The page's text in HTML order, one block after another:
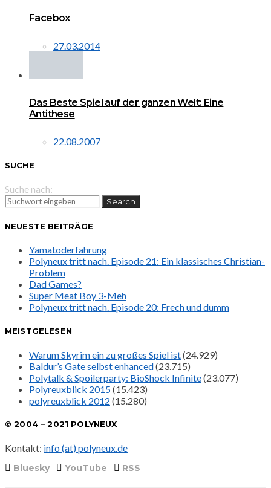
Facebox
27.03.2014
Das Beste Spiel auf der ganzen Welt: Eine
Antithese
22.08.2007
SUCHE
Suche nach:
Search
NEUESTE BEITRÄGE
Yamatoderfahrung
Polyneux tritt nach. Episode 21: Ein klassisches Christian-
Problem
Dad Games?
Super Meat Boy 3-Meh
Polyneux tritt nach. Episode 20: Frech und dumm
MEISTGELESEN
Warum Skyrim ein zu großes Spiel ist(24.929)
Baldur’s Gate selbst enhanced(23.715)
Polytalk & Spoilerparty: BioShock Infinite(23.077)
Polyreuxblick 2015(15.423)
polyreuxblick 2012 (15.280)
© 2004 – 2021 POLYNEUX
Kontakt: info (at) polyneux.de
Bluesky YouTube RSS